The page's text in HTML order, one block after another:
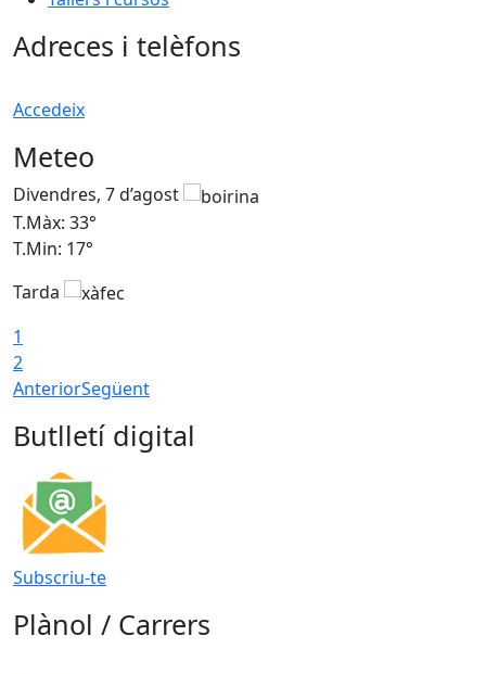
Adreces i telèfons
Accedeix
Meteo
Divendres, 7 d’agost
T.Màx: 33°
T.Min: 17°
Tarda
1
2
AnteriorSegüent
Butlletí digital
Subscriu-te
Plànol / Carrers